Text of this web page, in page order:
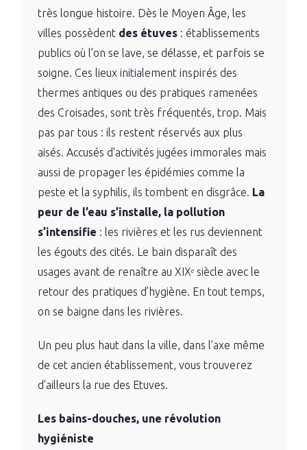
très longue histoire. Dès le Moyen Âge, les
villes possèdent des étuves : établissements
publics où l’on se lave, se délasse, et parfois se
soigne. Ces lieux initialement inspirés des
thermes antiques ou des pratiques ramenées
des Croisades, sont très fréquentés, trop. Mais
pas par tous : ils restent réservés aux plus
aisés. Accusés d'activités jugées immorales mais
aussi de propager les épidémies comme la
peste et la syphilis, ils tombent en disgrâce. La
peur de l’eau s’installe, la pollution
s’intensifie : les rivières et les rus deviennent
les égouts des cités. Le bain disparaît des
usages avant de renaître au XIXᵉ siècle avec le
retour des pratiques d’hygiène. En tout temps,
on se baigne dans les rivières.
Un peu plus haut dans la ville, dans l'axe même
de cet ancien établissement, vous trouverez
d'ailleurs la rue des Etuves.
Les bains-douches, une révolution
hygiéniste